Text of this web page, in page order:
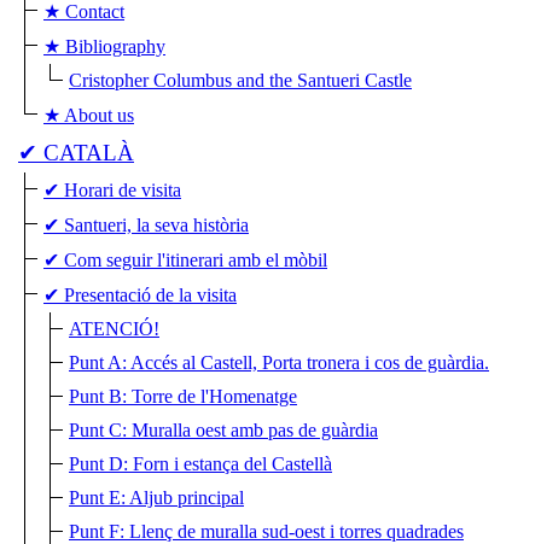
★ Contact
★ Bibliography
Cristopher Columbus and the Santueri Castle
★ About us
✔ CATALÀ
✔ Horari de visita
✔ Santueri, la seva història
✔ Com seguir l'itinerari amb el mòbil
✔ Presentació de la visita
ATENCIÓ!
Punt A: Accés al Castell, Porta tronera i cos de guàrdia.
Punt B: Torre de l'Homenatge
Punt C: Muralla oest amb pas de guàrdia
Punt D: Forn i estança del Castellà
Punt E: Aljub principal
Punt F: Llenç de muralla sud-oest i torres quadrades